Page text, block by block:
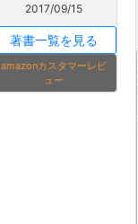
2017/09/15
著書一覧を見る
amazonカスタマーレビ
ュー